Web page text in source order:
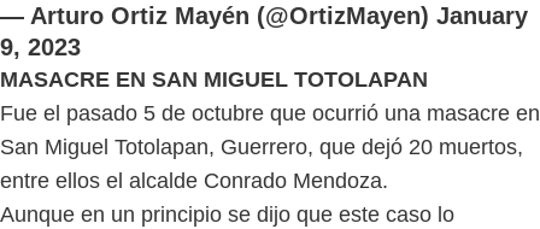
— Arturo Ortiz Mayén (@OrtizMayen) January
9, 2023
MASACRE EN SAN MIGUEL TOTOLAPAN
Fue el pasado 5 de octubre que ocurrió una masacre en
San Miguel Totolapan, Guerrero, que dejó 20 muertos,
entre ellos el alcalde Conrado Mendoza.
Aunque en un principio se dijo que este caso lo